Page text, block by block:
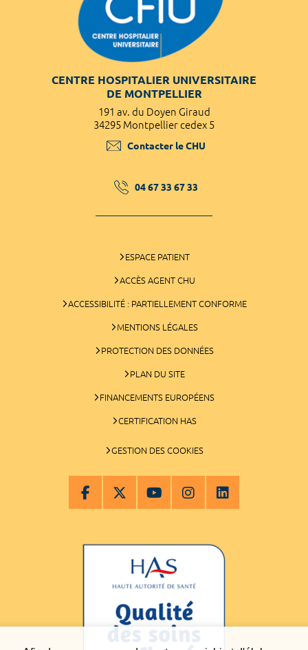
CENTRE HOSPITALIER UNIVERSITAIRE
DE MONTPELLIER
191 av. du Doyen Giraud
34295 Montpellier cedex 5
Contacter le CHU
04 67 33 67 33
ESPACE PATIENT
ACCÈS AGENT CHU
ACCESSIBILITÉ : PARTIELLEMENT CONFORME
MENTIONS LÉGALES
PROTECTION DES DONNÉES
PLAN DU SITE
FINANCEMENTS EUROPÉENS
CERTIFICATION HAS
GESTION DES COOKIES